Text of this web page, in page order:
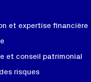
et expertise financière
et conseil patrimonial
risques